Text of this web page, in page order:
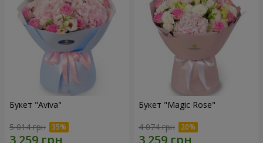
Букет "Aviva"
5 014 грн
Букет "Magic Rose"
4 074 грн